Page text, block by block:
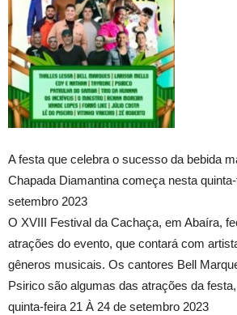
A festa que celebra o sucesso da bebida
Chapada Diamantina começa nesta
setembro 2023
O XVIII Festival da Cachaça, em Abaíra,
atrações do evento, que contará com
gêneros musicais. Os cantores Bell
Psirico são algumas das atrações da
quinta-feira 21 À 24 de setembro 2023